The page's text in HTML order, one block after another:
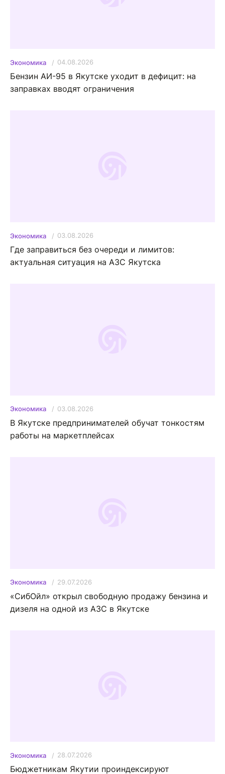
Экономика 04.08.2026
Бензин АИ-95 в Якутске уходит в дефицит: на
заправках вводят ограничения
Экономика 03.08.2026
Где заправиться без очереди и лимитов:
актуальная ситуация на АЗС Якутска
Экономика 03.08.2026
В Якутске предпринимателей обучат тонкостям
работы на маркетплейсах
Экономика 29.07.2026
«СибОйл» открыл свободную продажу бензина и
дизеля на одной из АЗС в Якутске
Экономика 28.07.2026
Бюджетникам Якутии проиндексируют